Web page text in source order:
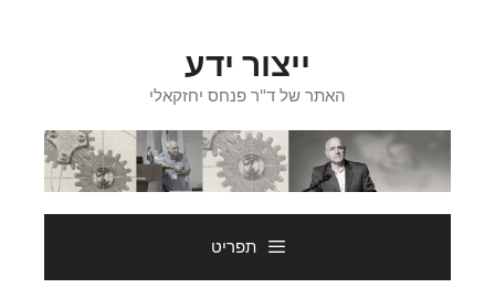
ייצור ידע
האתר של ד"ר פנחס יחזקאלי
תפריט